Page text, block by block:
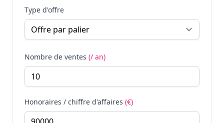
Type d'offre
Nombre de ventes (/ an)
Honoraires / chiffre d'affaires (€)